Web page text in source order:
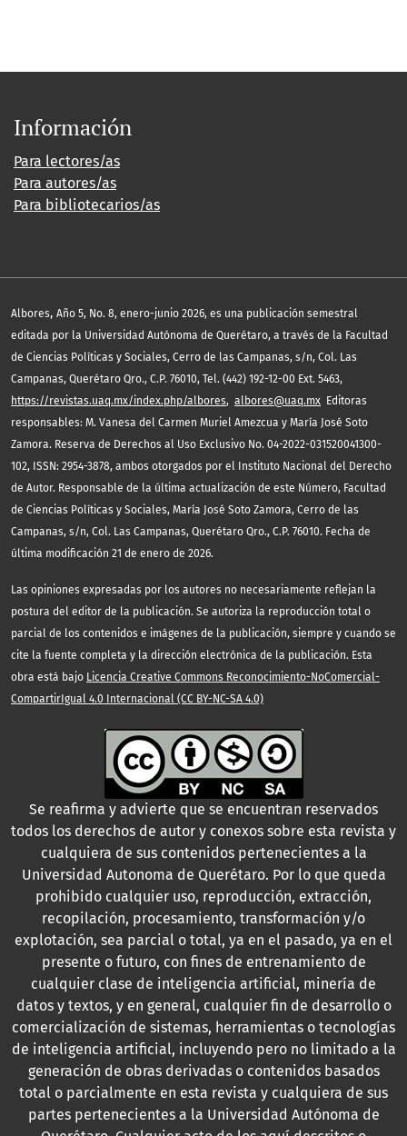
Información
Para lectores/as
Para autores/as
Para bibliotecarios/as
Albores, Año 5, No. 8, enero-junio 2026, es una publicación semestral
editada por la Universidad Autónoma de Querétaro, a través de la Facultad
de Ciencias Políticas y Sociales, Cerro de las Campanas, s/n, Col. Las
Campanas, Querétaro Qro., C.P. 76010, Tel. (442) 192-12-00 Ext. 5463,
https://revistas.uaq.mx/index.php/albores, albores@uaq.mx Editoras
responsables: M. Vanesa del Carmen Muriel Amezcua y María José Soto
Zamora. Reserva de Derechos al Uso Exclusivo No. 04-2022-031520041300-
102, ISSN: 2954-3878, ambos otorgados por el Instituto Nacional del Derecho
de Autor. Responsable de la última actualización de este Número, Facultad
de Ciencias Políticas y Sociales, María José Soto Zamora, Cerro de las
Campanas, s/n, Col. Las Campanas, Querétaro Qro., C.P. 76010. Fecha de
última modificación 21 de enero de 2026.
Las opiniones expresadas por los autores no necesariamente reflejan la
postura del editor de la publicación. Se autoriza la reproducción total o
parcial de los contenidos e imágenes de la publicación, siempre y cuando se
cite la fuente completa y la dirección electrónica de la publicación. Esta
obra está bajo Licencia Creative Commons Reconocimiento-NoComercial-
CompartirIgual 4.0 Internacional (CC BY-NC-SA 4.0)
Se reafirma y advierte que se encuentran reservados
todos los derechos de autor y conexos sobre esta revista y
cualquiera de sus contenidos pertenecientes a la
Universidad Autonoma de Querétaro. Por lo que queda
prohibido cualquier uso, reproducción, extracción,
recopilación, procesamiento, transformación y/o
explotación, sea parcial o total, ya en el pasado, ya en el
presente o futuro, con fines de entrenamiento de
cualquier clase de inteligencia artificial, minería de
datos y textos, y en general, cualquier fin de desarrollo o
comercialización de sistemas, herramientas o tecnologías
de inteligencia artificial, incluyendo pero no limitado a la
generación de obras derivadas o contenidos basados
total o parcialmente en esta revista y cualquiera de sus
partes pertenecientes a la Universidad Autónoma de